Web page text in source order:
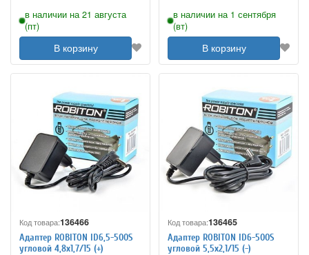
в наличии на 21 августа
(пт)
В корзину
в наличии на 1 сентября
(вт)
В корзину
Код товара:136466
Адаптер ROBITON ID6,5-500S
угловой 4,8x1,7/15 (+)
Код товара:136465
Адаптер ROBITON ID6-500S
угловой 5,5x2,1/15 (-)